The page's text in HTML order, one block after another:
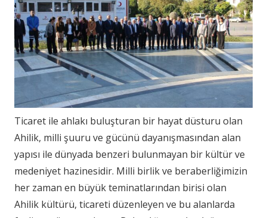
Ticaret ile ahlakı buluşturan bir hayat düsturu olan
Ahilik, milli şuuru ve gücünü dayanışmasından alan
yapısı ile dünyada benzeri bulunmayan bir kültür ve
medeniyet hazinesidir. Milli birlik ve beraberliğimizin
her zaman en büyük teminatlarından birisi olan
Ahilik kültürü, ticareti düzenleyen ve bu alanlarda